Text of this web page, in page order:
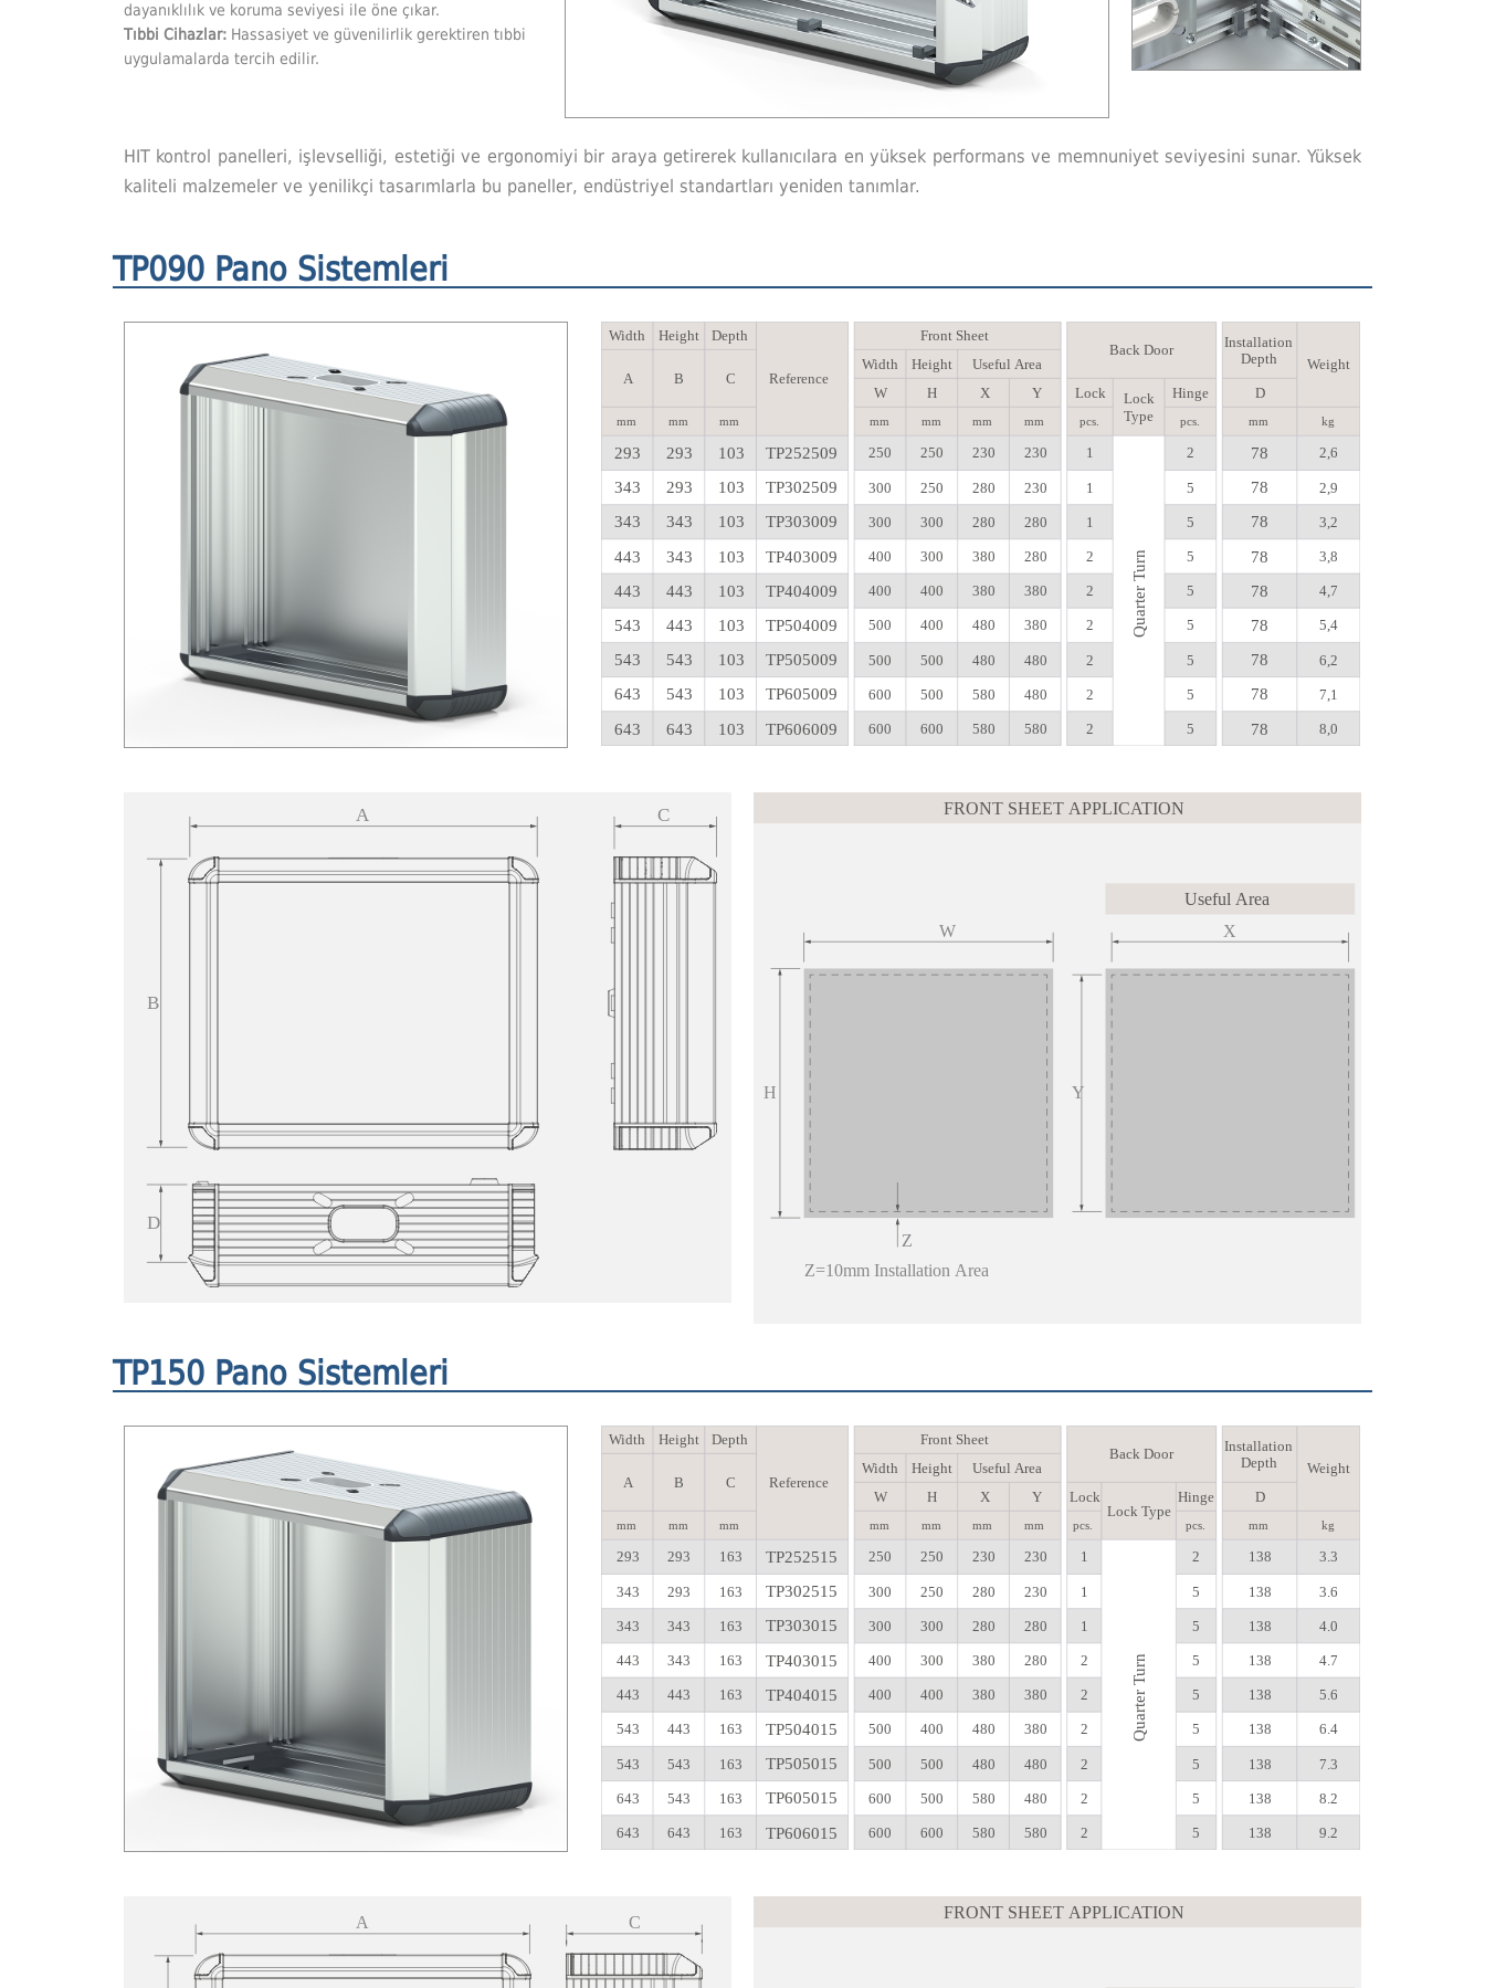
dayanıklılık ve koruma seviyesi ile öne çıkar.
Tıbbi Cihazlar: Hassasiyet ve güvenilirlik gerektiren tıbbi
uygulamalarda tercih edilir.
HIT kontrol panelleri, işlevselliği, estetiği ve ergonomiyi bir araya getirerek kullanıcılara en yüksek performans ve memnuniyet seviyesini sunar. Yüksek
kaliteli malzemeler ve yenilikçi tasarımlarla bu paneller, endüstriyel standartları yeniden tanımlar.
TP090 Pano Sistemleri
TP150 Pano Sistemleri